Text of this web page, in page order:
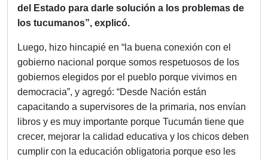
del Estado para darle solución a los problemas de
los tucumanos”, explicó.
Luego, hizo hincapié en “la buena conexión con el
gobierno nacional porque somos respetuosos de los
gobiernos elegidos por el pueblo porque vivimos en
democracia”, y agregó: “Desde Nación están
capacitando a supervisores de la primaria, nos envían
libros y es muy importante porque Tucumán tiene que
crecer, mejorar la calidad educativa y los chicos deben
cumplir con la educación obligatoria porque eso les